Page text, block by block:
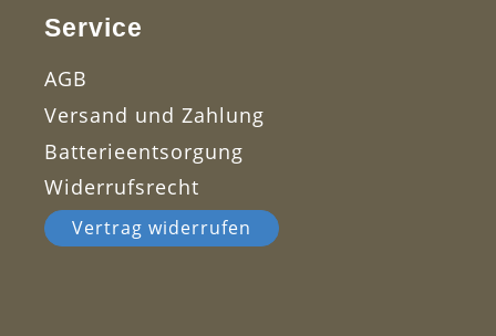
Service
AGB
Versand und Zahlung
Batterieentsorgung
Widerrufsrecht
Vertrag widerrufen